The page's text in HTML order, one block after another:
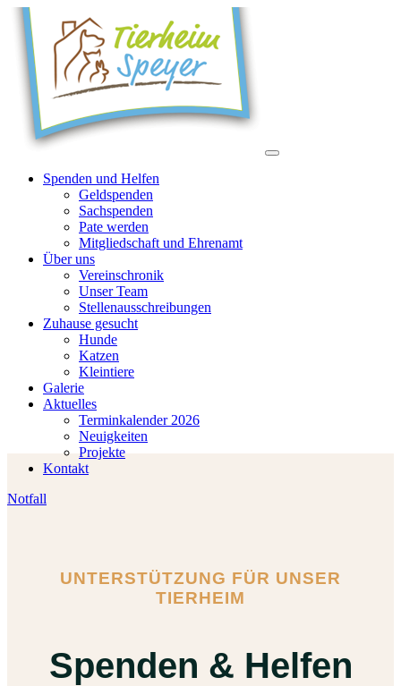
Spenden und Helfen
Geldspenden
Sachspenden
Pate werden
Mitgliedschaft und Ehrenamt
Über uns
Vereinschronik
Unser Team
Stellenausschreibungen
Zuhause gesucht
Hunde
Katzen
Kleintiere
Galerie
Aktuelles
Terminkalender 2026
Neuigkeiten
Projekte
Kontakt
Notfall
UNTERSTÜTZUNG FÜR UNSER
TIERHEIM
Spenden & Helfen